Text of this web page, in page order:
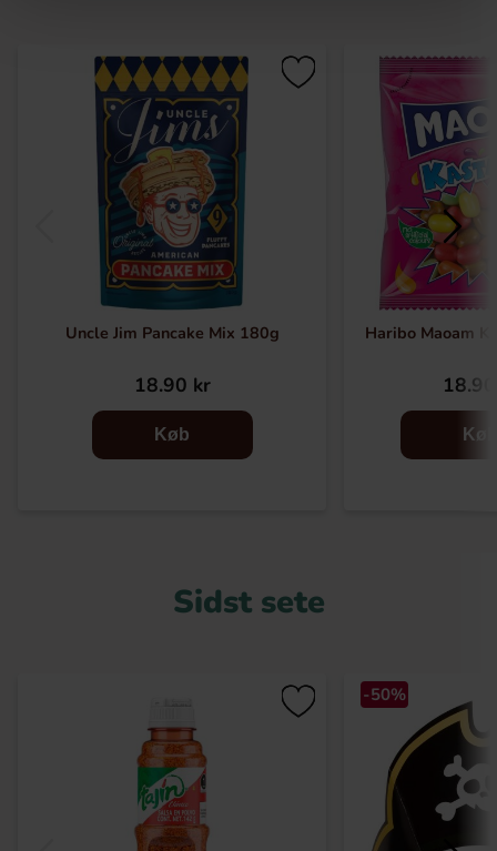
Uncle Jim Pancake Mix 180g
18.90 kr
Køb
Haribo Maoam
Køb
Sidst sete
-50%